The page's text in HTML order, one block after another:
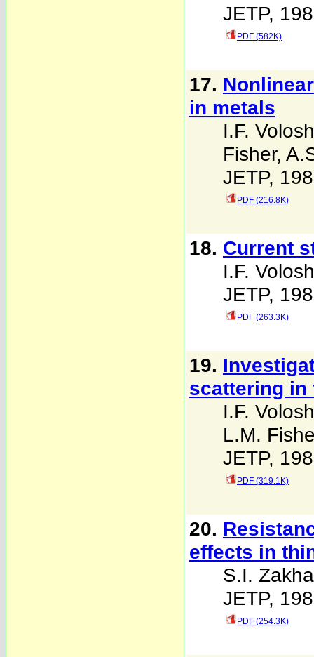
JETP,
PDF (582K)
17.
in metals
I.F.
Fisher,
JETP,
PDF (216.8K)
18. Current
I.F.
JETP,
PDF (263.3K)
19.
scattering in
I.F.
L.M.
JETP,
PDF (319.1K)
20.
effects in
S.I.
JETP,
PDF (254.3K)